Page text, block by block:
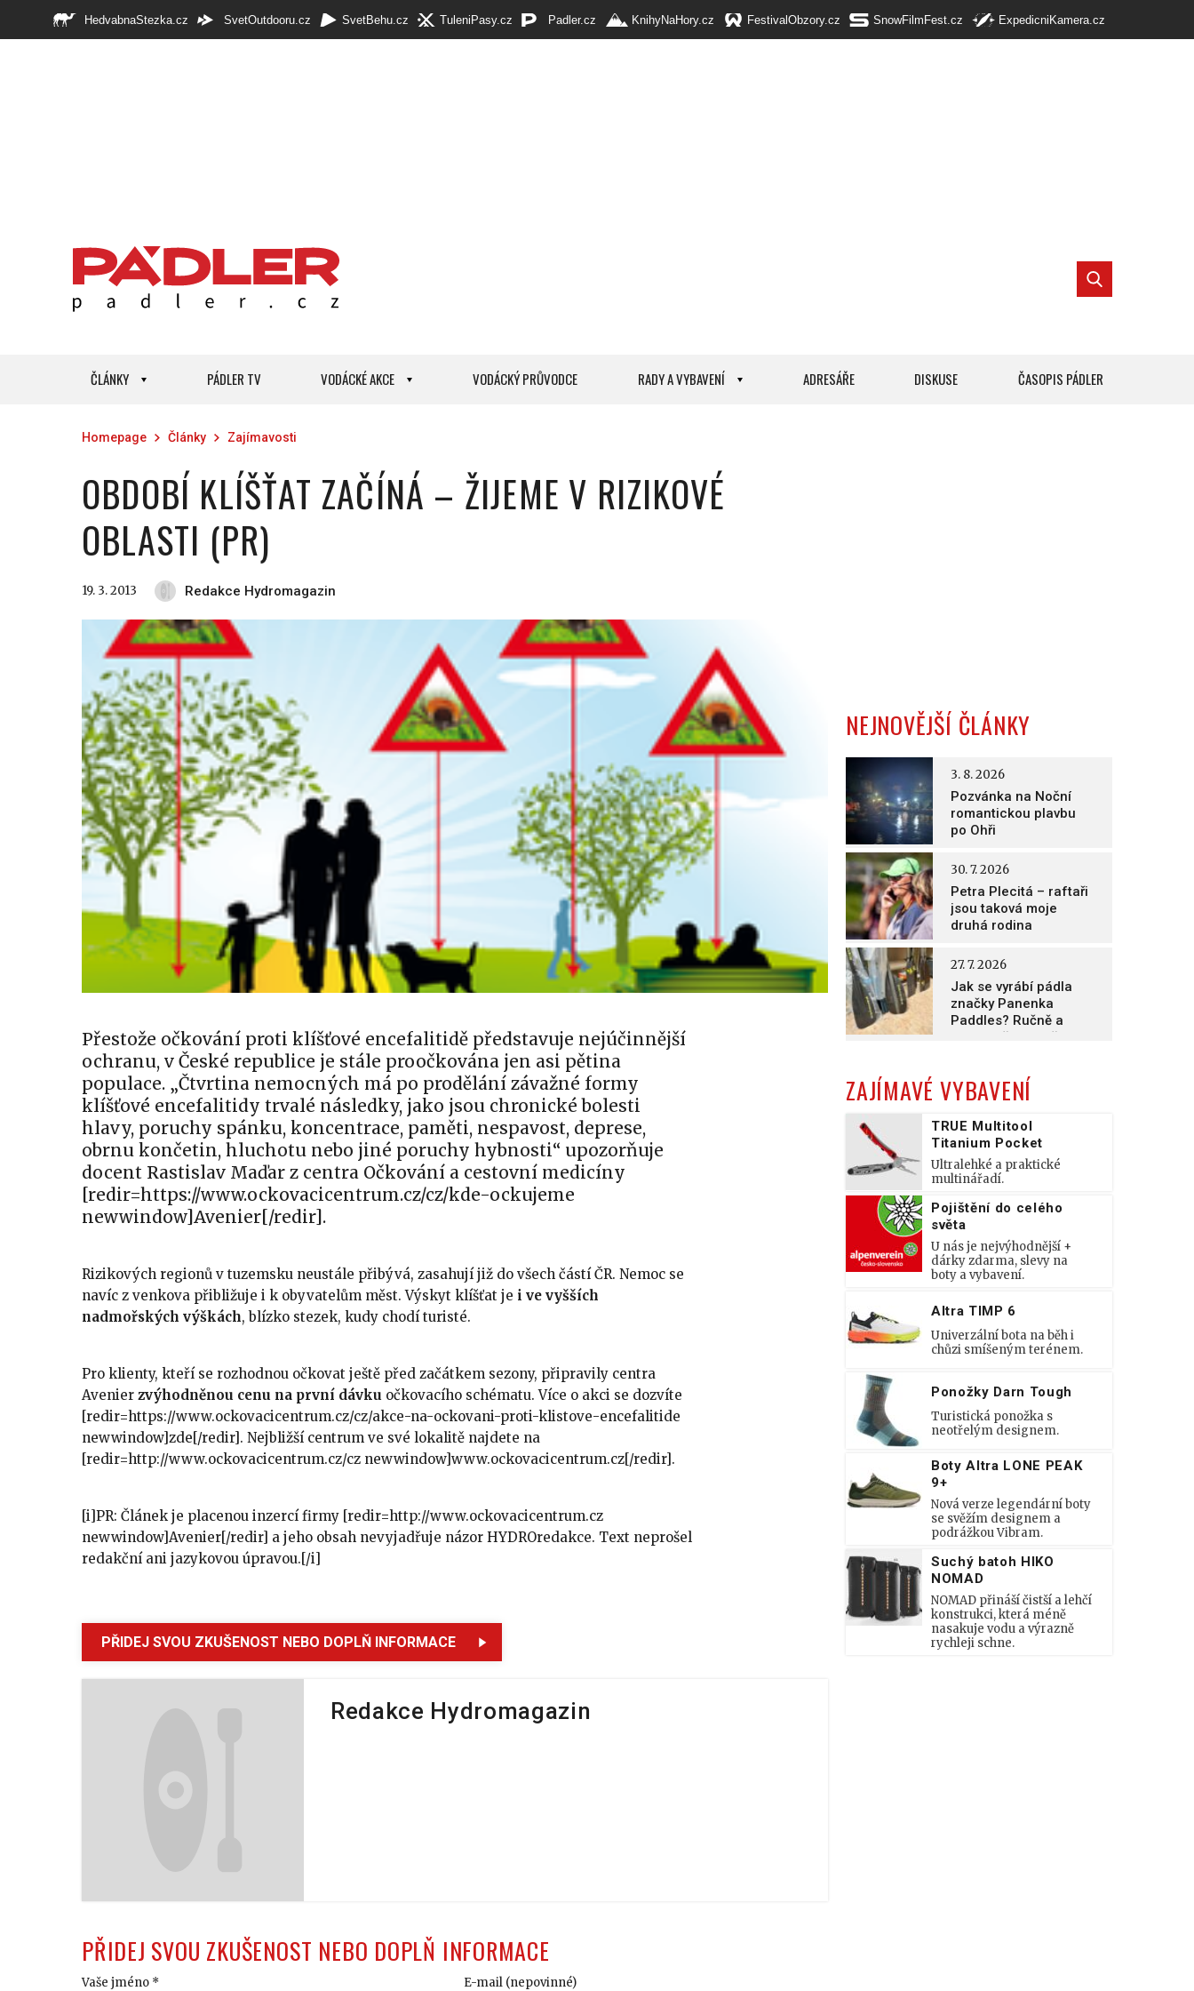
HedvabnaStezka.cz SvetOutdooru.cz SvetBehu.cz TuleniPasy.cz Padler.cz KnihyNaHory.cz FestivalObzory.cz SnowFilmFest.cz ExpedicniKamera.cz
ČLÁNKY PÁDLER TV VODÁCKÉ AKCE VODÁCKÝ PRŮVODCE RADY A VYBAVENÍ ADRESÁŘE DISKUSE ČASOPIS PÁDLER
Homepage Články Zajímavosti
OBDOBÍ KLÍŠŤAT ZAČÍNÁ – ŽIJEME V RIZIKOVÉ
OBLASTI (PR)
19. 3. 2013 Redakce Hydromagazin
Přestože očkování proti klíšťové encefalitidě představuje nejúčinnější
ochranu, v České republice je stále proočkována jen asi pětina
populace. „Čtvrtina nemocných má po prodělání závažné formy
klíšťové encefalitidy trvalé následky, jako jsou chronické bolesti
hlavy, poruchy spánku, koncentrace, paměti, nespavost, deprese,
obrnu končetin, hluchotu nebo jiné poruchy hybnosti“ upozorňuje
docent Rastislav Maďar z centra Očkování a cestovní medicíny
[redir=https://www.ockovacicentrum.cz/cz/kde-ockujeme
newwindow]Avenier[/redir].
Rizikových regionů v tuzemsku neustále přibývá, zasahují již do všech částí ČR. Nemoc se
navíc z venkova přibližuje i k obyvatelům měst. Výskyt klíšťat je i ve vyšších
nadmořských výškách, blízko stezek, kudy chodí turisté.
Pro klienty, kteří se rozhodnou očkovat ještě před začátkem sezony, připravily centra
Avenier zvýhodněnou cenu na první dávku očkovacího schématu. Více o akci se dozvíte
[redir=https://www.ockovacicentrum.cz/cz/akce-na-ockovani-proti-klistove-encefalitide
newwindow]zde[/redir]. Nejbližší centrum ve své lokalitě najdete na
[redir=http://www.ockovacicentrum.cz/cz newwindow]www.ockovacicentrum.cz[/redir].
[i]PR: Článek je placenou inzercí firmy [redir=http://www.ockovacicentrum.cz
newwindow]Avenier[/redir] a jeho obsah nevyjadřuje názor HYDROredakce. Text neprošel
redakční ani jazykovou úpravou.[/i]
PŘIDEJ SVOU ZKUŠENOST NEBO DOPLŇ INFORMACE
Redakce Hydromagazin
PŘIDEJ SVOU ZKUŠENOST NEBO DOPLŇ INFORMACE
Vaše jméno * E-mail (nepovinné)
NEJNOVĚJŠÍ ČLÁNKY
Pozvánka na Noční
romantickou plavbu
po Ohři
3. 8. 2026
Petra Plecitá – raftaři
jsou taková moje
druhá rodina
30. 7. 2026
Jak se vyrábí pádla
značky Panenka
Paddles? Ručně a
nesmírně poctivě!
27. 7. 2026
ZAJÍMAVÉ VYBAVENÍ
TRUE Multitool
Titanium Pocket
Ultralehké a praktické
multinářadí.
Pojištění do celého
světa
U nás je nejvýhodnější +
dárky zdarma, slevy na
boty a vybavení.
Altra TIMP 6
Univerzální bota na běh i
chůzi smíšeným terénem.
Ponožky Darn Tough
Turistická ponožka s
neotřelým designem.
Boty Altra LONE PEAK
9+
Nová verze legendární boty
se svěžím designem a
podrážkou Vibram.
Suchý batoh HIKO
NOMAD
NOMAD přináší čistší a lehčí
konstrukci, která méně
nasakuje vodu a výrazně
rychleji schne.